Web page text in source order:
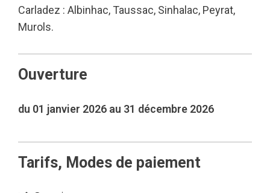
Carladez : Albinhac, Taussac, Sinhalac, Peyrat,
Murols.
Ouverture
du 01 janvier 2026 au 31 décembre 2026
Tarifs, Modes de paiement